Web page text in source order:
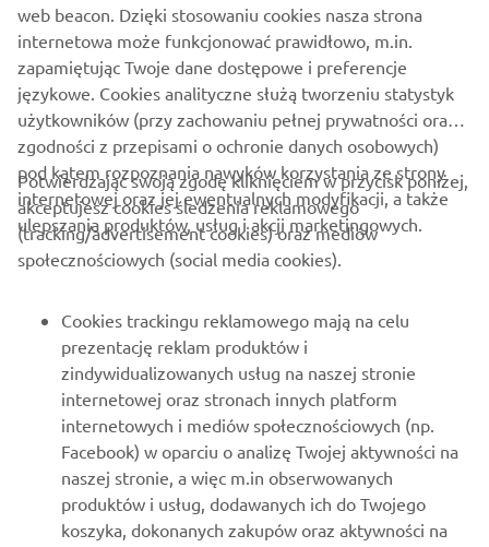
O FIRMIE
WIĘCEJ YAMAHA
WSPARCIE
NEWSLETTER
web beacon. Dzięki stosowaniu cookies nasza strona
internetowa może funkcjonować prawidłowo, m.in.
zapamiętując Twoje dane dostępowe i preferencje
językowe. Cookies analityczne służą tworzeniu statystyk
użytkowników (przy zachowaniu pełnej prywatności oraz
zgodności z przepisami o ochronie danych osobowych)
pod kątem rozpoznania nawyków korzystania ze strony
internetowej oraz jej ewentualnych modyfikacji, a także
ulepszania produktów, usług i akcji marketingowych.
Potwierdzając swoją zgodę kliknięciem w przycisk poniżej,
akceptujesz cookies śledzenia reklamowego
(tracking/advertisement cookies) oraz mediów
społecznościowych (social media cookies).
Cookies trackingu reklamowego mają na celu
prezentację reklam produktów i
zindywidualizowanych usług na naszej stronie
internetowej oraz stronach innych platform
internetowych i mediów społecznościowych (np.
Facebook) w oparciu o analizę Twojej aktywności na
naszej stronie, a więc m.in obserwowanych
produktów i usług, dodawanych ich do Twojego
koszyka, dokonanych zakupów oraz aktywności na